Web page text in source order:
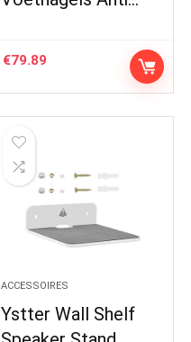
€79.89
ACCESSOIRES
Ystter Wall Shelf